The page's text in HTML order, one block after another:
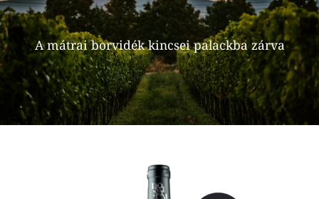
A mátrai borvidék kincsei palackba zárva